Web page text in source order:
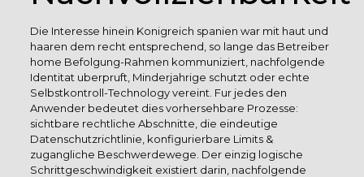
Die Interesse hinein Konigreich spanien war mit haut und
haaren dem recht entsprechend, so lange das Betreiber
home Befolgung-Rahmen kommuniziert, nachfolgende
Identitat uberpruft, Minderjahrige schutzt oder echte
Selbstkontroll-Technology vereint. Fur jedes den
Anwender bedeutet dies vorhersehbare Prozesse:
sichtbare rechtliche Abschnitte, die eindeutige
Datenschutzrichtlinie, konfigurierbare Limits &
zugangliche Beschwerdewege. Der einzig logische
Schrittgeschwindigkeit existiert darin, nachfolgende